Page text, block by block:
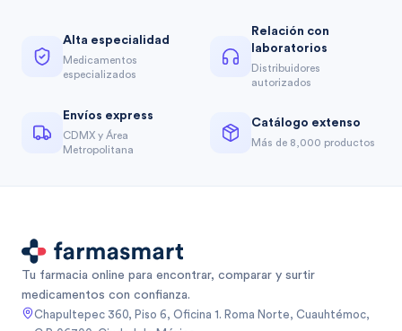
Alta especialidad
Medicamentos
especializados
Relación con
laboratorios
Distribuidores
autorizados
Envíos express
CDMX y Área
Metropolitana
Catálogo extenso
Más de 8,000 productos
Tu farmacia online para encontrar, comparar y surtir
medicamentos con confianza.
Chapultepec 360, Piso 6, Oficina 1. Roma Norte, Cuauhtémoc,